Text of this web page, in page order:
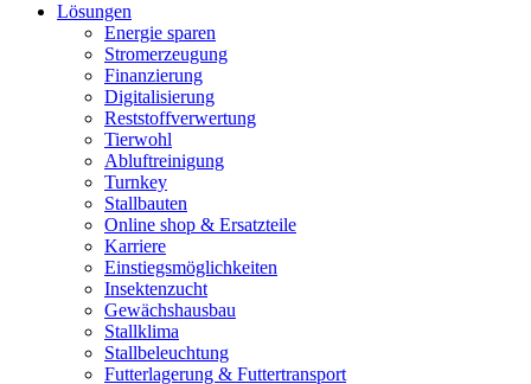
Lösungen
Energie sparen
Stromerzeugung
Finanzierung
Digitalisierung
Reststoffverwertung
Tierwohl
Abluftreinigung
Turnkey
Stallbauten
Online shop & Ersatzteile
Karriere
Einstiegsmöglichkeiten
Insektenzucht
Gewächshausbau
Stallklima
Stallbeleuchtung
Futterlagerung & Futtertransport